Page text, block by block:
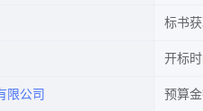
标书
开标时
限公司 预算